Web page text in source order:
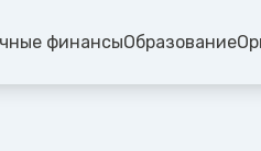
финансыОбразование